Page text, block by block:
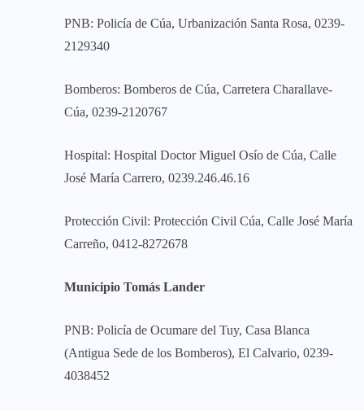
PNB: Policía de Cúa, Urbanización Santa Rosa, 0239-
2129340
Bomberos: Bomberos de Cúa, Carretera Charallave-
Cúa, 0239-2120767
Hospital: Hospital Doctor Miguel Osío de Cúa, Calle
José María Carrero, 0239.246.46.16
Protección Civil: Protección Civil Cúa, Calle José María
Carreño, 0412-8272678
Municipio Tomás Lander
PNB: Policía de Ocumare del Tuy, Casa Blanca
(Antigua Sede de los Bomberos), El Calvario, 0239-
4038452